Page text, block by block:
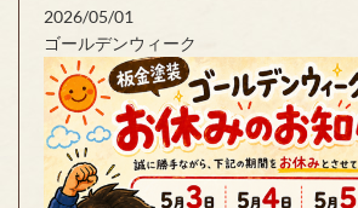
2026/05/01
ゴールデンウィーク